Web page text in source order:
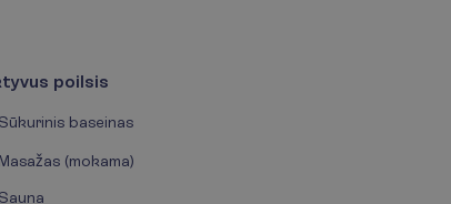
poilsis
Sūkurinis baseinas
Masažas (mokama)
Sauna